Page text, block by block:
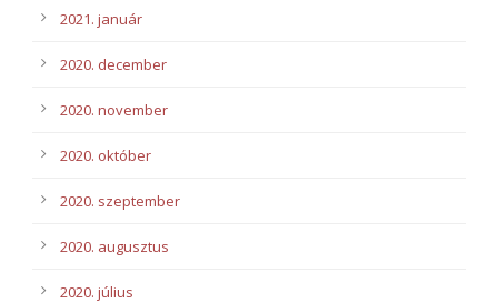
2021. január
2020. december
2020. november
2020. október
2020. szeptember
2020. augusztus
2020. július